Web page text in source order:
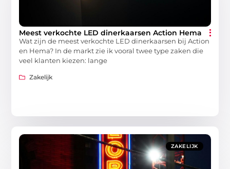
Meest verkochte LED dinerkaarsen Action Hema
Wat zijn de meest verkochte LED dinerkaarsen bij Action
en Hema? In de markt zie ik vooral twee type zaken die
veel klanten kiezen: lange
Zakelijk
ZAKELIJK